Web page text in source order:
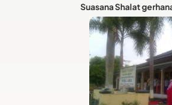
Suasana Shalat